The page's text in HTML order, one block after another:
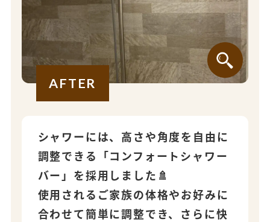
AFTER
シャワーには、高さや角度を自由に
調整できる「コンフォートシャワー
バー」を採用しました🚿
使用されるご家族の体格やお好みに
合わせて簡単に調整でき、さらに快